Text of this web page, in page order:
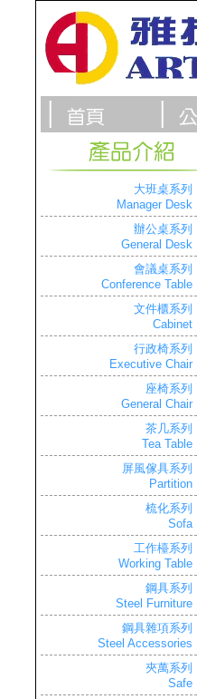
大班桌系列
Manager Desk
辦公桌系列
General Desk
會議桌系列
Conference Table
文件櫃系列
Cabinet
行政椅系列
Executive Chair
座椅系列
General Chair
茶几系列
Tea Table
屏風傢具系列
Partition
梳化系列
Sofa
工作檯系列
Working Table
鋼具系列
Steel Furniture
鋼具雜項系列
Steel Accessories
夾萬系列
Safe